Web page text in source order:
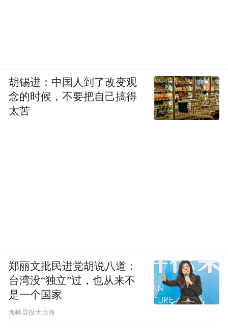
胡锡进：中国人到了改变观
念的时候，不要把自己搞得
太苦
郑丽文批民进党胡说八道：
台湾没“独立”过，也从来不
是一个国家
​海峡导报大台海